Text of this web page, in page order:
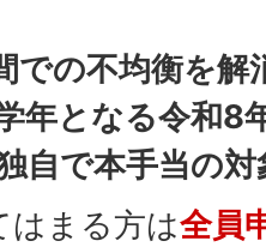
での不均衡を解
年となる令和8
自で本手当の
はまる方は全員